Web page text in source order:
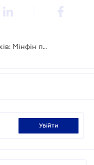
Єдиний рахунок для сплати податків: Мінфін підготував проект обліку руху коштів
увійти